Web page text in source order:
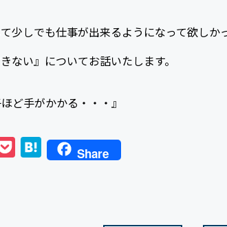
少しでも仕事が出来るようになって欲しか
ない』についてお話いたします。
ど手がかかる・・・』
H
Share